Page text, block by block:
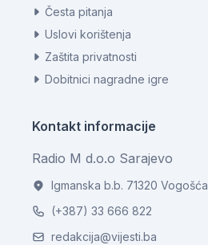
Česta pitanja
Uslovi korištenja
Zaštita privatnosti
Dobitnici nagradne igre
Kontakt informacije
Radio M d.o.o Sarajevo
Igmanska b.b. 71320 Vogošća
(+387) 33 666 822
redakcija@vijesti.ba